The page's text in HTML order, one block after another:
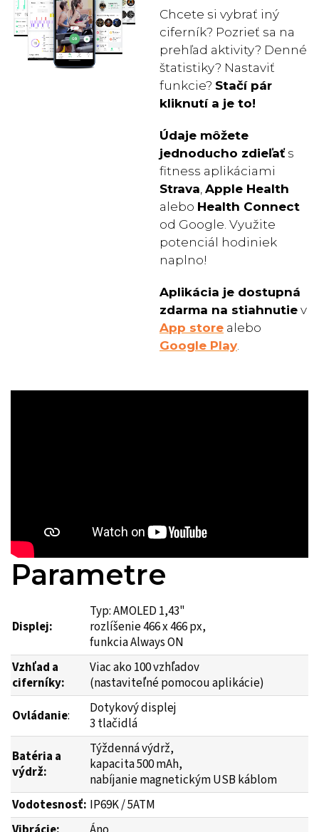
Chcete si vybrať iný
ciferník? Pozrieť sa na
prehľad aktivity? Denné
štatistiky? Nastaviť
funkcie? Stačí pár
kliknutí a je to!
Údaje môžete
jednoducho zdieľaťs
fitness aplikáciami
Strava, Apple Health
alebo Health Connect
od Google. Využite
potenciál hodiniek
naplno!
Aplikácia je dostupná
zdarma na stiahnutie v
App store alebo
Google Play.
Parametre
Displej:
Typ: AMOLED 1,43"
rozlíšenie 466 x 466 px,
funkcia Always ON
Vzhľad a
ciferníky:
Viac ako 100 vzhľadov
(nastaviteľné pomocou aplikácie)
Ovládanie:
Dotykový displej
3 tlačidlá
Batéria a
výdrž:
Týždenná výdrž,
kapacita 500 mAh,
nabíjanie magnetickým USB káblom
Vodotesnosť: IP69K / 5ATM